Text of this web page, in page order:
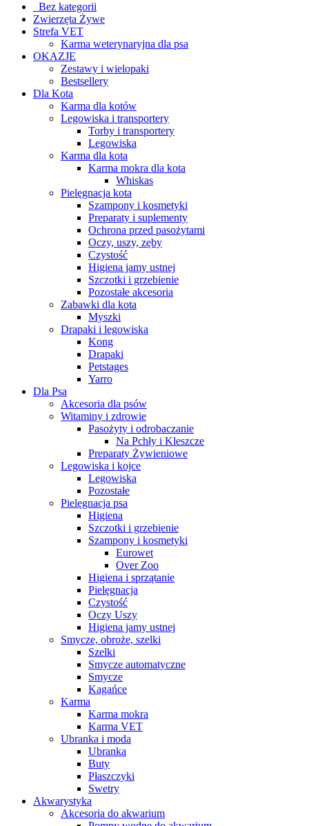
_Bez kategorii
Zwierzęta Żywe
Strefa VET
Karma weterynaryjna dla psa
OKAZJE
Zestawy i wielopaki
Bestsellery
Dla Kota
Karma dla kotów
Legowiska i transportery
Torby i transportery
Legowiska
Karma dla kota
Karma mokra dla kota
Whiskas
Pielęgnacja kota
Szampony i kosmetyki
Preparaty i suplementy
Ochrona przed pasożytami
Oczy, uszy, zęby
Czystość
Higiena jamy ustnej
Szczotki i grzebienie
Pozostałe akcesoria
Zabawki dla kota
Myszki
Drapaki i legowiska
Kong
Drapaki
Petstages
Yarro
Dla Psa
Akcesoria dla psów
Witaminy i zdrowie
Pasożyty i odrobaczanie
Na Pchły i Kleszcze
Preparaty Żywieniowe
Legowiska i kojce
Legowiska
Pozostałe
Pielęgnacja psa
Higiena
Szczotki i grzebienie
Szampony i kosmetyki
Eurowet
Over Zoo
Higiena i sprzątanie
Pielęgnacja
Czystość
Oczy Uszy
Higiena jamy ustnej
Smycze, obroże, szelki
Szelki
Smycze automatyczne
Smycze
Kagańce
Karma
Karma mokra
Karma VET
Ubranka i moda
Ubranka
Buty
Płaszczyki
Swetry
Akwarystyka
Akcesoria do akwarium